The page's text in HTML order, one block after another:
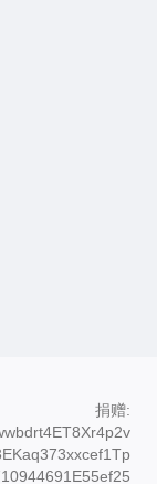
捐赠: